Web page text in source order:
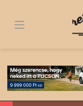
Menü